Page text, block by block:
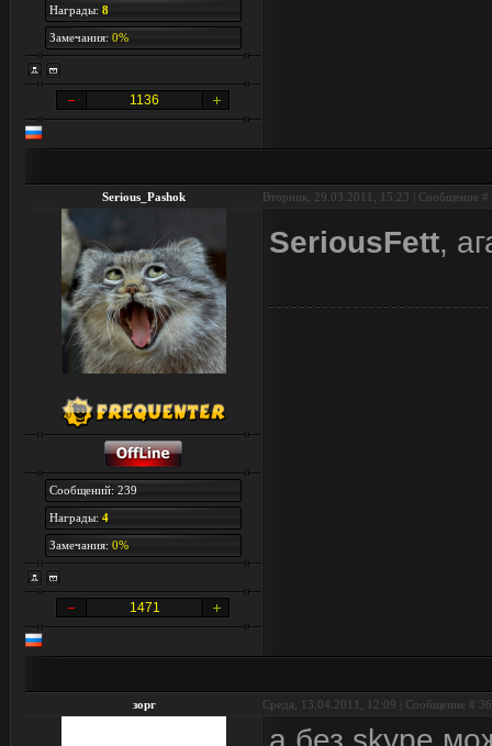
Награды: 8
Замечания: 0%
1136
Serious_Pashok Вторник, 29.03.2011, 15:23 | Сообщение #
Сообщений: 239
Награды: 4
Замечания: 0%
1471
SeriousFett,
зорг Среда, 13.04.2011, 12:09 | Сообщение # 36